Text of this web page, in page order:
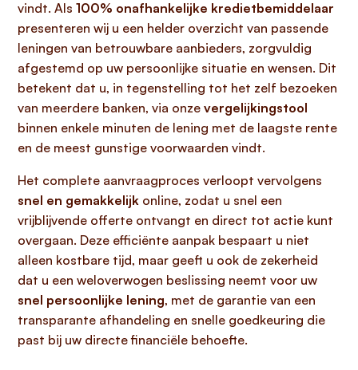
vindt. Als 100% onafhankelijke kredietbemiddelaar
presenteren wij u een helder overzicht van passende
leningen van betrouwbare aanbieders, zorgvuldig
afgestemd op uw persoonlijke situatie en wensen. Dit
betekent dat u, in tegenstelling tot het zelf bezoeken
van meerdere banken, via onze vergelijkingstool
binnen enkele minuten de lening met de laagste rente
en de meest gunstige voorwaarden vindt.
Het complete aanvraagproces verloopt vervolgens
snel en gemakkelijk online, zodat u snel een
vrijblijvende offerte ontvangt en direct tot actie kunt
overgaan. Deze efficiënte aanpak bespaart u niet
alleen kostbare tijd, maar geeft u ook de zekerheid
dat u een weloverwogen beslissing neemt voor uw
snel persoonlijke lening, met de garantie van een
transparante afhandeling en snelle goedkeuring die
past bij uw directe financiële behoefte.